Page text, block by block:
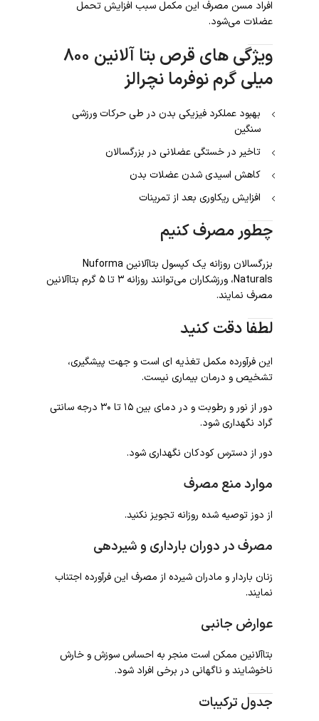
افراد مسن مصرف این مکمل سبب افزایش تحمل
عضلات می‌شود.
ویژگی های قرص بتا آلانین ۸۰۰
میلی گرم نوفرما نچرالز
بهبود عملکرد فیزیکی بدن در طی حرکات ورزشی
سنگین
تاخیر در خستگی عضلانی در بزرگسالان
کاهش اسیدی شدن عضلات بدن
افزایش ریکاوری بعد از تمرینات
چطور مصرف کنیم
بزرگسالان روزانه یک کپسول بتاآلانین Nuforma
Naturals، ورزشکاران می‌توانند روزانه ۳ تا ۵ گرم بتاآلانین
مصرف نمایند.
لطفا دقت کنید
این فرآورده مکمل تغذیه ای است و جهت پیشگیری،
تشخیص و درمان بیماری نیست.
دور از نور و رطوبت و در دمای بین ۱۵ تا ۳۰ درجه سانتی
گراد نگهداری شود.
دور از دسترس کودکان نگهداری شود.
موارد منع مصرف
از دوز توصیه شده روزانه تجویز نکنید.
مصرف در دوران بارداری و شیردهی
زنان باردار و مادران شیرده از مصرف این فرآورده اجتناب
نمایند.
عوارض جانبی
بتاآلانین ممکن است منجر به احساس سوزش و خارش
ناخوشایند و ناگهانی در برخی افراد شود.
جدول ترکیبات